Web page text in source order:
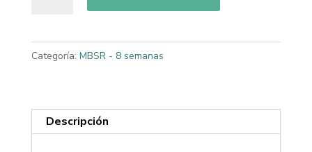
Categoría: MBSR - 8 semanas
Descripción